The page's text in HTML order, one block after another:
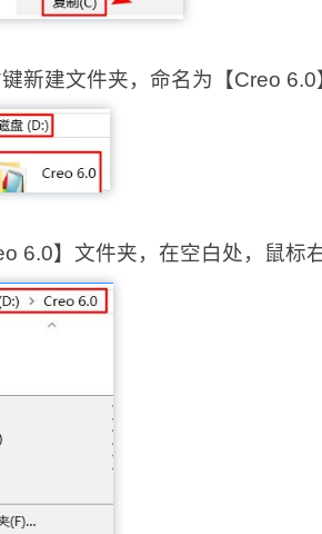
新建文件夹，命名为【Creo 6.0
6.0】文件夹，在空白处，鼠标